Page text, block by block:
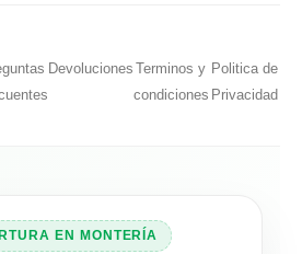
Devoluciones Terminos y
condiciones
Politica de
Privacidad
EN MONTERÍA